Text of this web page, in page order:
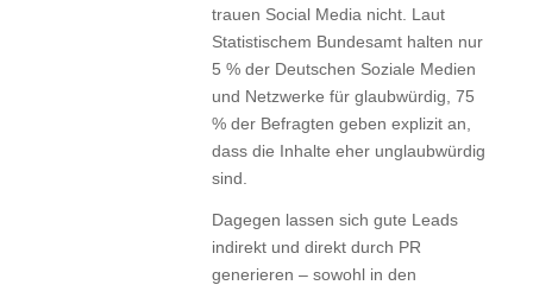
trauen Social Media nicht. Laut
Statistischem Bundesamt halten nur
5 % der Deutschen Soziale Medien
und Netzwerke für glaubwürdig, 75
% der Befragten geben explizit an,
dass die Inhalte eher unglaubwürdig
sind.
Dagegen lassen sich gute Leads
indirekt und direkt durch PR
generieren – sowohl in den